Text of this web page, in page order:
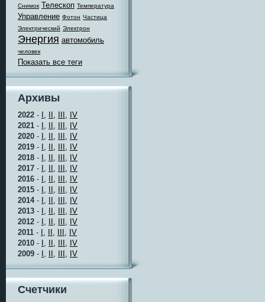
Снимок Телескоп Температура
Управление Фотон Частица
Электрический Электрон
Энергия автомобиль
человек
Показать все теги
Архивы
2022 - I, II, III, IV
2021 - I, II, III, IV
2020 - I, II, III, IV
2019 - I, II, III, IV
2018 - I, II, III, IV
2017 - I, II, III, IV
2016 - I, II, III, IV
2015 - I, II, III, IV
2014- I, II, III, IV
2013 - I, II, III, IV
2012 - I, II, III, IV
2011 - I, II, III, IV
2010 - I, II, III, IV
2009 - I, II, III, IV
Счетчики